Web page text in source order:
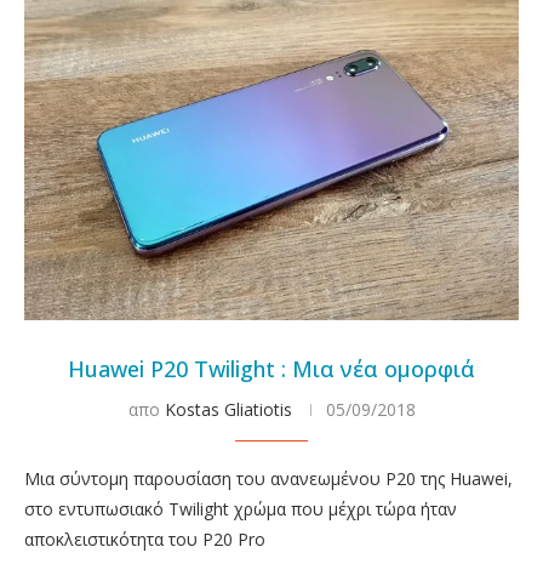
Huawei P20 Twilight : Μια νέα ομορφιά
απο Kostas Gliatiotis 05/09/2018
Μια σύντομη παρουσίαση του ανανεωμένου P20 της Huawei,
στο εντυπωσιακό Twilight χρώμα που μέχρι τώρα ήταν
αποκλειστικότητα του P20 Pro